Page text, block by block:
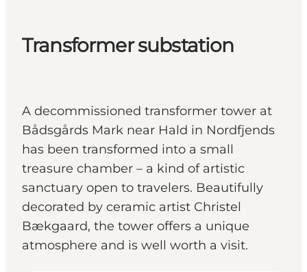
Transformer substation
A decommissioned transformer tower at
Bådsgårds Mark near Hald in Nordfjends
has been transformed into a small
treasure chamber – a kind of artistic
sanctuary open to travelers. Beautifully
decorated by ceramic artist Christel
Bækgaard, the tower offers a unique
atmosphere and is well worth a visit.